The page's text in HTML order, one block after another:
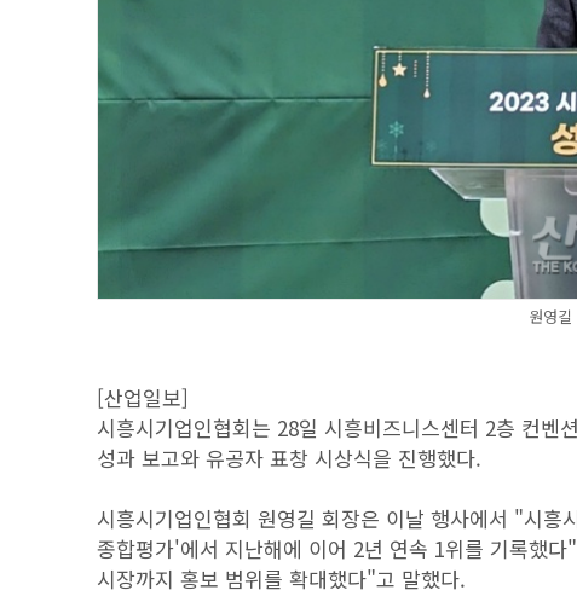
원영
[산업일보]
시흥시기업인협회는 28일 시흥비즈니스센터 2층 컨
성과 보고와 유공자 표창 시상식을 진행했다.
시흥시기업인협회 원영길 회장은 이날 행사에서 "시
종합평가'에서 지난해에 이어 2년 연속 1위를 기록했
시장까지 홍보 범위를 확대했다"고 말했다.